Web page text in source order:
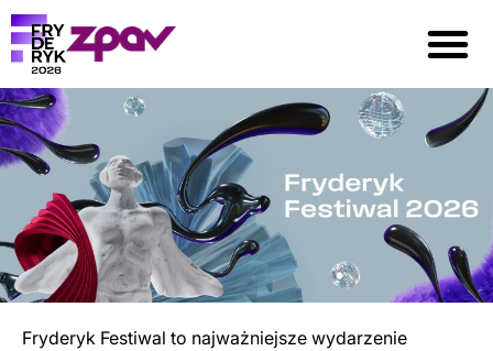
Fryderyk Festiwal to najważniejsze wydarzenie